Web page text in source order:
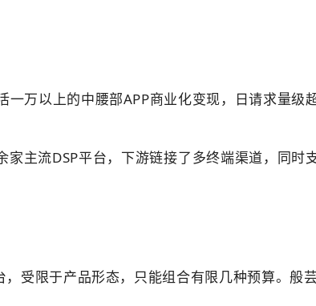
一万以上的中腰部APP商业化变现，日请求量
家主流DSP平台，下游链接了多终端渠道，同
受限于产品形态，只能组合有限几种预算。